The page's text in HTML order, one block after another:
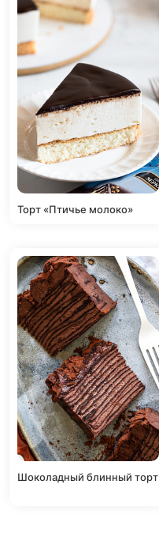
Торт «Птичье молоко»
Шоколадный блинный торт